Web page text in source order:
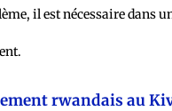
il est nécessaire dans
rwandais au